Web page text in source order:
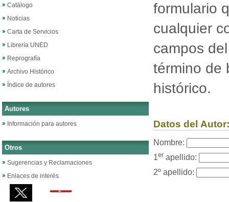
Catálogo
Noticias
Carta de Servicios
Librería UNED
Reprografía
Archivo Histórico
Índice de autores
Autores
Información para autores
Otros
Sugerencias y Reclamaciones
Enlaces de interés
formulario
cualquier
campos
término de
histórico.
Datos del Autor:
Nombre:
1er apellido:
2º apellido: